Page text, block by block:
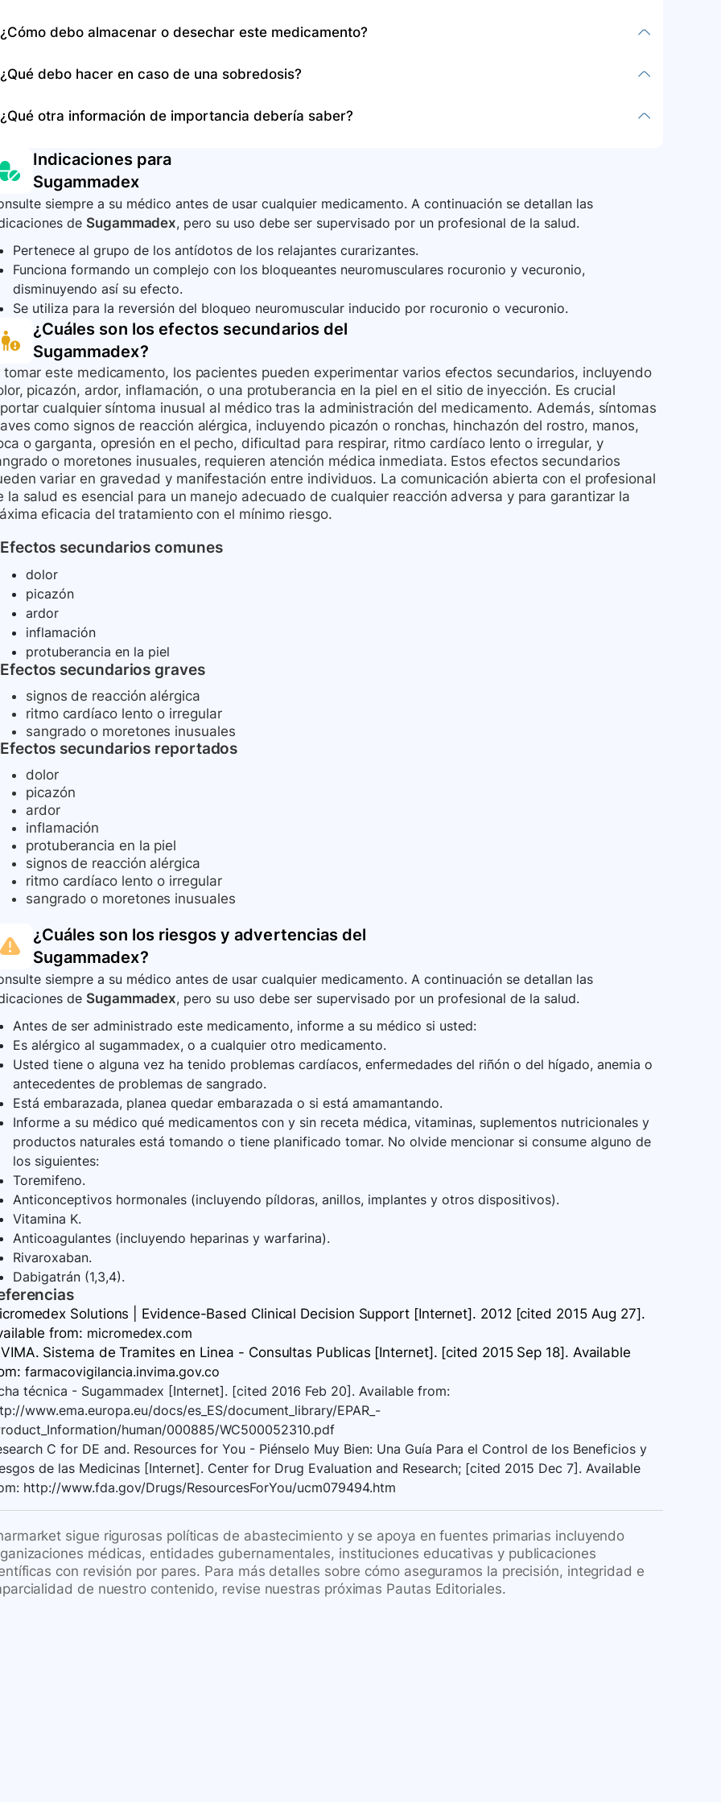
inyección. Contacte a su médico inmediatamente si presenta signos de reacción alérgica, ritmo
¿Cómo debo almacenar o desechar este medicamento?
instrucciones de su médico o del equipo médico.
¿Qué debo hacer en caso de una sobredosis?
sobredosis es extremadamente bajo. Sin embargo, en caso de preocupación, el personal médico
¿Qué otra información de importancia debería saber?
dosis en insuficiencia renal leve a moderada. Los estudios en animales no muestran efectos
dañinos sobre el embarazo o desarrollo postnatal.
Indicaciones para
Sugammadex
siempre a su médico antes de usar cualquier medicamento. A continuación se detallan las
de Sugammadex, pero su uso debe ser supervisado por un profesional de la salud.
Pertenece al grupo de los antídotos de los relajantes curarizantes.
Funciona formando un complejo con los bloqueantes neuromusculares rocuronio y vecuronio,
disminuyendo así su efecto.
Se utiliza para la reversión del bloqueo neuromuscular inducido por rocuronio o vecuronio.
¿Cuáles son los efectos secundarios del
Sugammadex?
tomar este medicamento, los pacientes pueden experimentar varios efectos secundarios, incluyendo
picazón, ardor, inflamación, o una protuberancia en la piel en el sitio de inyección. Es crucial
cualquier síntoma inusual al médico tras la administración del medicamento. Además, síntomas
como signos de reacción alérgica, incluyendo picazón o ronchas, hinchazón del rostro, manos,
o garganta, opresión en el pecho, dificultad para respirar, ritmo cardíaco lento o irregular, y
o moretones inusuales, requieren atención médica inmediata. Estos efectos secundarios
variar en gravedad y manifestación entre individuos. La comunicación abierta con el profesional
la salud es esencial para un manejo adecuado de cualquier reacción adversa y para garantizar la
eficacia del tratamiento con el mínimo riesgo.
Efectos secundarios comunes
dolor
picazón
ardor
inflamación
protuberancia en la piel
Efectos secundarios graves
signos de reacción alérgica
ritmo cardíaco lento o irregular
sangrado o moretones inusuales
Efectos secundarios reportados
dolor
picazón
ardor
inflamación
protuberancia en la piel
signos de reacción alérgica
ritmo cardíaco lento o irregular
sangrado o moretones inusuales
¿Cuáles son los riesgos y advertencias del
Sugammadex?
siempre a su médico antes de usar cualquier medicamento. A continuación se detallan las
de Sugammadex, pero su uso debe ser supervisado por un profesional de la salud.
Antes de ser administrado este medicamento, informe a su médico si usted:
Es alérgico al sugammadex, o a cualquier otro medicamento.
Usted tiene o alguna vez ha tenido problemas cardíacos, enfermedades del riñón o del hígado, anemia o
antecedentes de problemas de sangrado.
Está embarazada, planea quedar embarazada o si está amamantando.
Informe a su médico qué medicamentos con y sin receta médica, vitaminas, suplementos nutricionales y
productos naturales está tomando o tiene planificado tomar. No olvide mencionar si consume alguno de
los siguientes:
Toremifeno.
Anticonceptivos hormonales (incluyendo píldoras, anillos, implantes y otros dispositivos).
Vitamina K.
Anticoagulantes (incluyendo heparinas y warfarina).
Rivaroxaban.
Dabigatrán (1,3,4).
Solutions | Evidence-Based Clinical Decision Support [Internet]. 2012 [cited 2015 Aug 27].
from: micromedex.com
Sistema de Tramites en Linea - Consultas Publicas [Internet]. [cited 2015 Sep 18]. Available
farmacovigilancia.invima.gov.co
técnica - Sugammadex [Internet]. [cited 2016 Feb 20]. Available from:
www.ema.europa.eu/docs/es_ES/document_library/EPAR_-
human/000885/WC500052310.pdf
C for DE and. Resources for You - Piénselo Muy Bien: Una Guía Para el Control de los Beneficios y
de las Medicinas [Internet]. Center for Drug Evaluation and Research; [cited 2015 Dec 7]. Available
http://www.fda.gov/Drugs/ResourcesForYou/ucm079494.htm
sigue rigurosas políticas de abastecimiento y se apoya en fuentes primarias incluyendo
médicas, entidades gubernamentales, instituciones educativas y publicaciones
con revisión por pares. Para más detalles sobre cómo aseguramos la precisión, integridad e
de nuestro contenido, revise nuestras próximas Pautas Editoriales.